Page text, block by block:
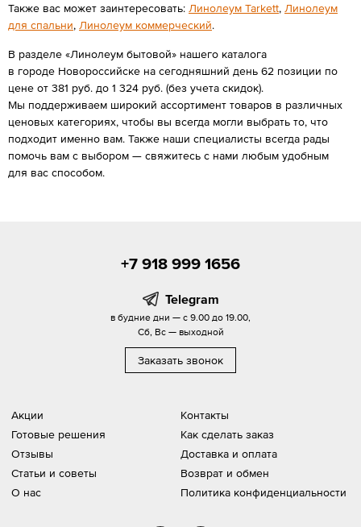
Также вас может заинтересовать: Линолеум Tarkett, Линолеум
для спальни, Линолеум коммерческий.
В разделе «Линолеум бытовой» нашего каталога
в городе Новороссийске на сегодняшний день 62 позиции по
цене от 381 руб. до 1 324 руб. (без учета скидок).
Мы поддерживаем широкий ассортимент товаров в различных
ценовых категориях, чтобы вы всегда могли выбрать то, что
подходит именно вам. Также наши специалисты всегда рады
помочь вам с выбором — свяжитесь с нами любым удобным
для вас способом.
Акции
Готовые решения
Отзывы
Статьи и советы
О нас
Контакты
Как сделать заказ
Доставка и оплата
Возврат и обмен
Политика конфиденциальности
+7 918 999 1656
Telegram
в будние дни — с 9.00 до 19.00,
Сб, Вс — выходной
Заказать звонок